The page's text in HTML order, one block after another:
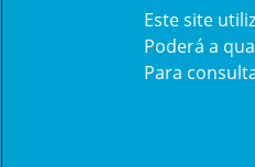
Este site
Poderá a
Para